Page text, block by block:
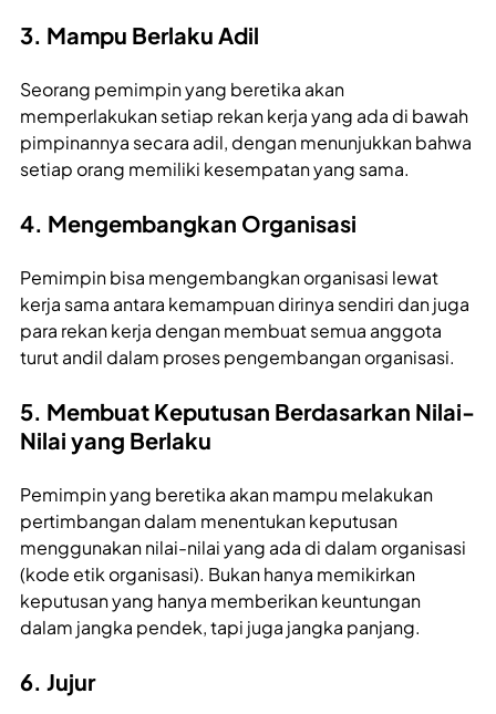
3. Mampu Berlaku Adil
Seorang pemimpin yang beretika akan
memperlakukan setiap rekan kerja yang ada di bawah
pimpinannya secara adil, dengan menunjukkan bahwa
setiap orang memiliki kesempatan yang sama.
4. Mengembangkan Organisasi
Pemimpin bisa mengembangkan organisasi lewat
kerja sama antara kemampuan dirinya sendiri dan juga
para rekan kerja dengan membuat semua anggota
turut andil dalam proses pengembangan organisasi.
5. Membuat Keputusan Berdasarkan Nilai-
Nilai yang Berlaku
Pemimpin yang beretika akan mampu melakukan
pertimbangan dalam menentukan keputusan
menggunakan nilai-nilai yang ada di dalam organisasi
(kode etik organisasi). Bukan hanya memikirkan
keputusan yang hanya memberikan keuntungan
dalam jangka pendek, tapi juga jangka panjang.
6. Jujur